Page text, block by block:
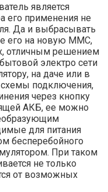
является
его применения не
Да и выбрасывать
его на новую ММС,
отличным решением
электро сети
на даче или в
схемы подключения,
через кнопку
АКБ, ее можно
для питания
бесперебойного
При таком
не только
от возможных